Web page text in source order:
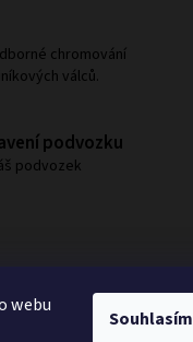
webu
Souhlasím
chromování
válců.
podvozku
podvozek